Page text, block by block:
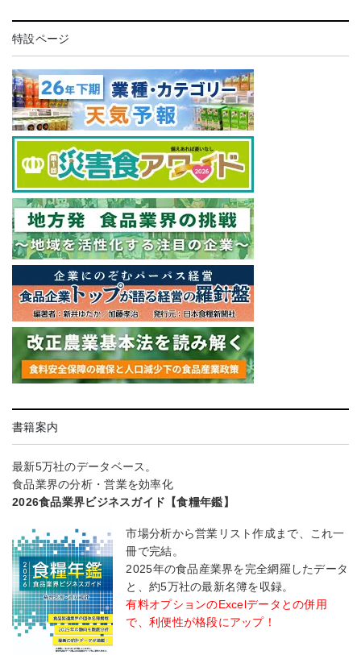
特設ページ
書籍案内
最新5万社のデータベース。
食品業界の分析・営業を効率化
2026食品業界ビジネスガイド【食糧年鑑】
市場分析から営業リスト作成まで、これ一
冊で完結。
2025年の食品産業界を完全網羅したデータ
と、約5万社の最新名簿を収録。
有料オプションのExcelデータとの併用
で、利便性が格段にアップ！